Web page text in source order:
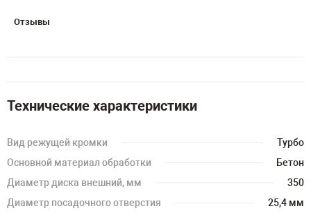
Отзывы
Технические характеристики
Вид режущей кромки
Турбо
Основной материал обработки
Бетон
Диаметр диска внешний, мм
350
Диаметр посадочного отверстия
25,4 мм